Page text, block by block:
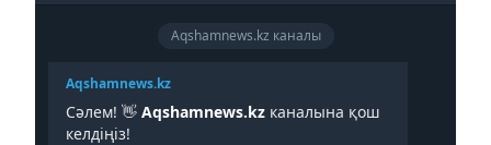
Aqshamnews.kz каналы
Aqshamnews.kz
Сәлем! 👋 Aqshamnews.kz каналына қош
келдіңіз!